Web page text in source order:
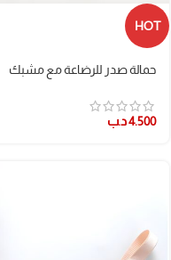
HOT
حمالة صدر للرضاعة مع مشبك
4.500د.ب